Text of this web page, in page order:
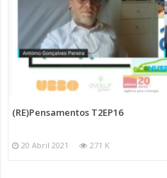
(RE)Pensamentos T2EP16
20 Abril 2021 271 K